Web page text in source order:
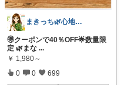
まきっち🌿心地よい暮らし🌿
🉐クーポンで40％OFF🌟数量限
定 🌿まな ...
￥ 1,980～
0 0 699